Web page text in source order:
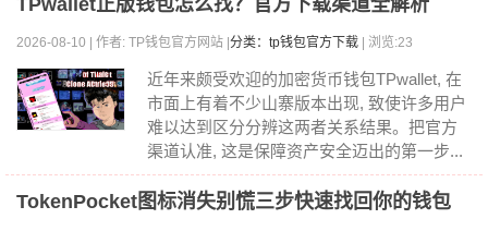
TPwallet正版钱包怎么找？官方下载渠道全解析
2026-08-10 | 作者: TP钱包官方网站 | 分类：tp钱包官方下载 | 浏览:23
近年来颇受欢迎的加密货币钱包TPwallet, 在
市面上有着不少山寨版本出现, 致使许多用户
难以达到区分分辨这两者关系结果。把官方
渠道认准, 这是保障资产安全迈出的第一步...
TokenPocket图标消失别慌三步快速找回你的钱包